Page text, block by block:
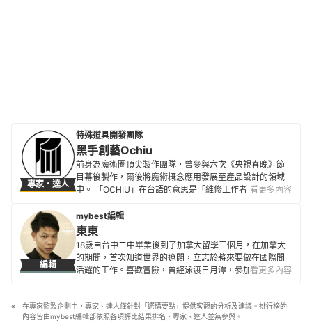
專家・達人
特殊道具開發團隊
黑手創藝Ochiu
前身為魔術圈頂尖製作團隊，曾參與六次《央視春晚》節
目幕後製作，爾後將魔術概念應用發展至產品設計的領域
中。 「OCHIU」在台語的意思是「維修工作者」，以傳達
手」，以「站在巨人的肩膀上」為主要理念，跳脫原有的
設計框架，運用最適合的材料與特殊技術協助創作者的想
法落地，創作出人們所需。
黑手創藝Ochiu的簡介
看更多內容
編輯
mybest編輯
東東
18歲自台中二中畢業後到了加拿大留學三個月，在加拿大
的期間，首次知道世界的遼闊，立志於將來要做在國際間
活耀的工作。喜歡冒險，曾經泳渡日月潭，參加蘭嶼馬拉
縣和熊本縣的電視訪問。
東東的簡介
看更多內容
在專家監製企劃中，專家、達人僅針對「選購要點」提供客觀的分析及建議。排行榜的
內容皆由mybest編輯部依照各項評比結果排名，專家、達人並無參與。